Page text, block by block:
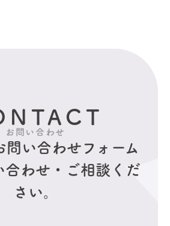
お問い合わせ
問い合わせフォーム
合わせ・ご相談くだ
さい。